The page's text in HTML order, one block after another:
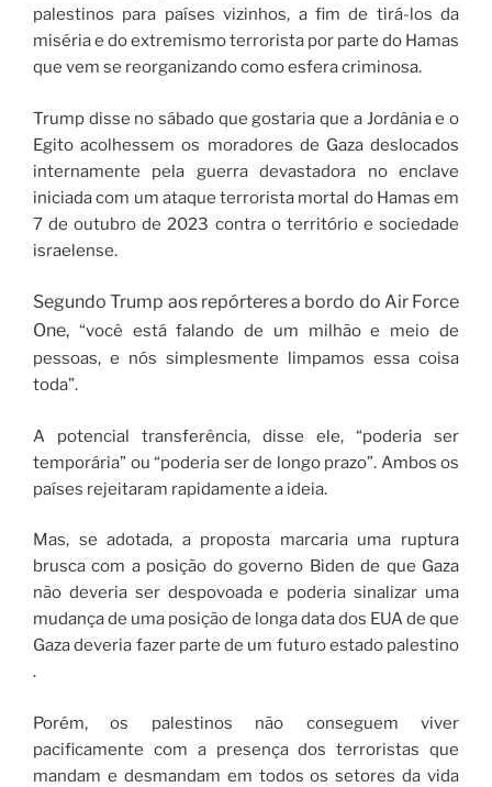
palestinos para países vizinhos, a fim de tirá-los da
miséria e do extremismo terrorista por parte do Hamas
que vem se reorganizando como esfera criminosa.
Trump disse no sábado que gostaria que a Jordânia e o
Egito acolhessem os moradores de Gaza deslocados
internamente pela guerra devastadora no enclave
iniciada com um ataque terrorista mortal do Hamas em
7 de outubro de 2023 contra o território e sociedade
israelense.
Segundo Trump aos repórteres a bordo do Air Force
One, “você está falando de um milhão e meio de
pessoas, e nós simplesmente limpamos essa coisa
toda”.
A potencial transferência, disse ele, “poderia ser
temporária” ou “poderia ser de longo prazo”. Ambos os
países rejeitaram rapidamente a ideia.
Mas, se adotada, a proposta marcaria uma ruptura
brusca com a posição do governo Biden de que Gaza
não deveria ser despovoada e poderia sinalizar uma
mudança de uma posição de longa data dos EUA de que
Gaza deveria fazer parte de um futuro estado palestino
.
Porém, os palestinos não conseguem viver
pacificamente com a presença dos terroristas que
mandam e desmandam em todos os setores da vida